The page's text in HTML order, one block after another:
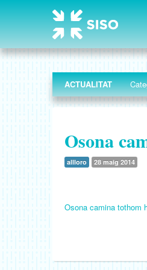
ACTUALITAT
Osona
allloro 28 maig 2014
Osona camina tothom